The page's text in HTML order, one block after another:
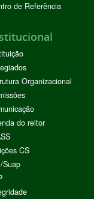
de Referência
Organizacional
do reitor
CS
Suap